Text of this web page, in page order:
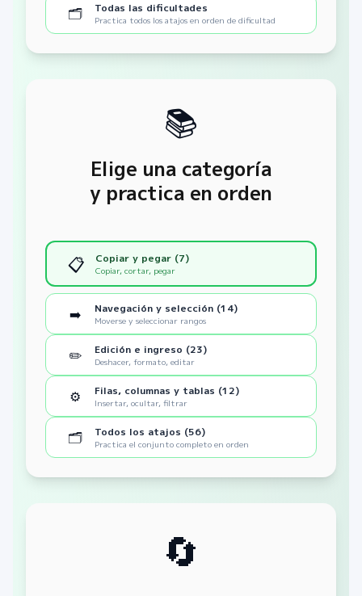
🗂️ Todas las dificultades
Practica todos los atajos en orden de dificultad
📚
Elige una categoría
y practica en orden
📋 Copiar y pegar (7)
Copiar, cortar, pegar
➡️ Navegación y selección (14)
Moverse y seleccionar rangos
✏️ Edición e ingreso (23)
Deshacer, formato, editar
⚙️ Filas, columnas y tablas (12)
Insertar, ocultar, filtrar
🗂️ Todos los atajos (56)
Practica el conjunto completo en orden
🔄